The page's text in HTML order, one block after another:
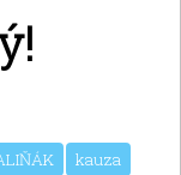
kauza